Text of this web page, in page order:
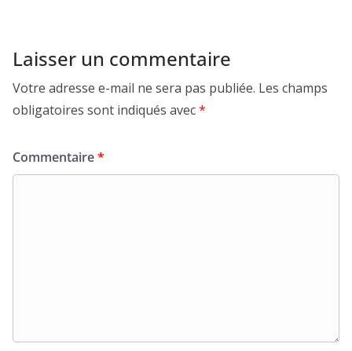
Laisser un commentaire
Votre adresse e-mail ne sera pas publiée. Les champs
obligatoires sont indiqués avec*
Commentaire*